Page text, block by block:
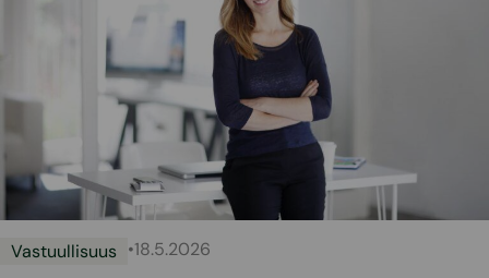
Vastuullisuus •18.5.2026